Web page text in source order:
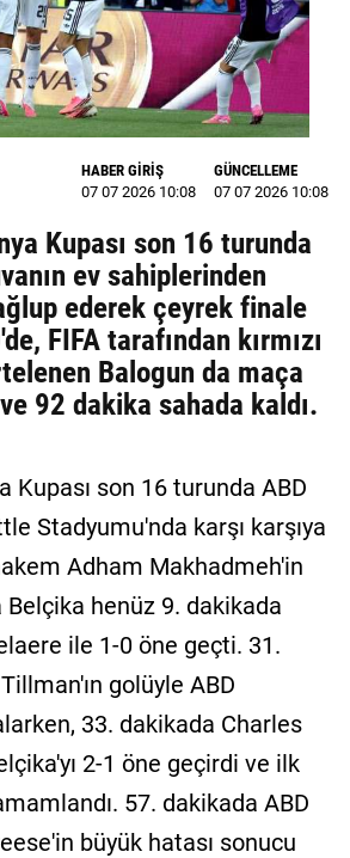
HABER GİRİŞ
07 07 2026 10:08
GÜNCELLEME
07 07 2026 10:08
Kupası son 16 turunda
ev sahiplerinden
ederek çeyrek finale
FIFA tarafından kırmızı
Balogun da maça
92 dakika sahada kaldı.
Kupası son 16 turunda ABD
Stadyumu'nda karşı karşıya
Adham Makhadmeh'in
henüz 9. dakikada
ile 1-0 öne geçti. 31.
golüyle ABD
33. dakikada Charles
2-1 öne geçirdi ve ilk
57. dakikada ABD
büyük hatası sonucu